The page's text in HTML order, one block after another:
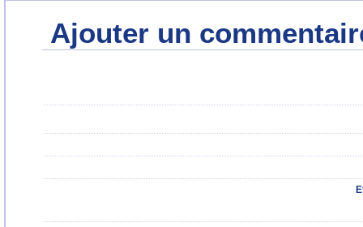
Ajouter un